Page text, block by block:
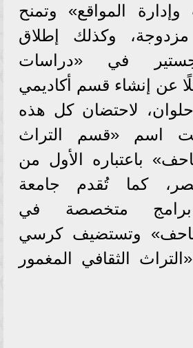
المواقع» وتمنح
وكذلك إطلاق
في «دراسات
عن إنشاء قسم أكاديمي
لاحتضان كل هذه
اسم «قسم التراث
باعتباره الأول من
كما تُقدم جامعة
برامج متخصصة في
وتستضيف كرسي
الثقافي المغمور